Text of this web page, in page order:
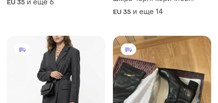
EU 35 и еще 6
чоботи під селін сапоги
высокие натуральная кожа
под селин
EU 35 и еще 14